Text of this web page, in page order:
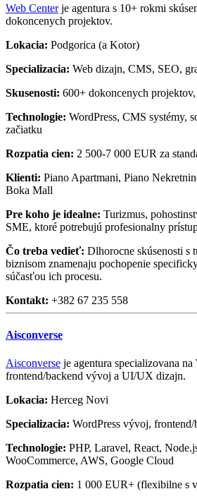
Web Centerje agentura s 10+ rokmi
dokoncenych projektov.
Lokacia: Podgorica (a Kotor)
Specializacia: Web dizajn, CMS, SEO,
Skusenosti: 600+ dokoncenych
Technologie: WordPress, CMS systémy,
začiatku
Rozpatia cien: 2 500-7 000 EUR za
Klienti: Piano Apartmani, Piano
Boka Mall
Pre koho je idealne: Turizmus,
SME, ktoré potrebujú profesionalny
Čo treba vedieť: Dlhorocne skúsenosti s
biznisom znamenaju pochopenie
súčasťou ich procesu.
Kontakt: +382 67 235 558
Aisconverse
Aisconverse je agentura specializovana na
frontend/backend vývoj a UI/UX dizajn.
Lokacia: Herceg Novi
Specializacia: WordPress vývoj,
Technologie: PHP, Laravel, React,
WooCommerce, AWS, Google Cloud
Rozpatia cien: 1 000 EUR+ (flexibilne s